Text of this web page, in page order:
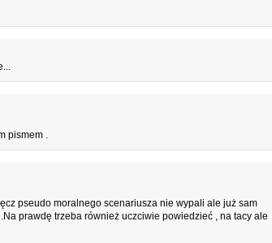
pismem .
pseudo moralnego scenariusza nie wypali ale już sam
prawdę trzeba również uczciwie powiedzieć , na tacy ale